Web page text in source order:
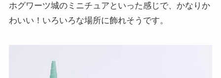
ホグワーツ城のミニチュアといった感じで、かなりか
わいい！いろいろな場所に飾れそうです。